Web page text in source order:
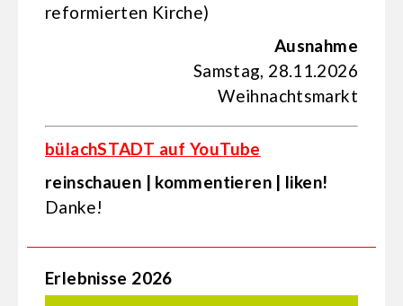
reformierten Kirche)
Ausnahme
Samstag, 28.11.2026
Weihnachtsmarkt
bülachSTADT auf YouTube
reinschauen | kommentieren | liken!
Danke!
Erlebnisse 2026